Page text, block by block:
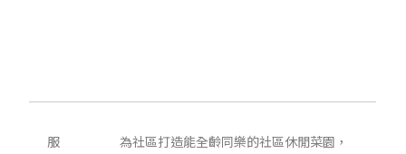
服
為社區打造能全齡同樂的社區休閒菜園，